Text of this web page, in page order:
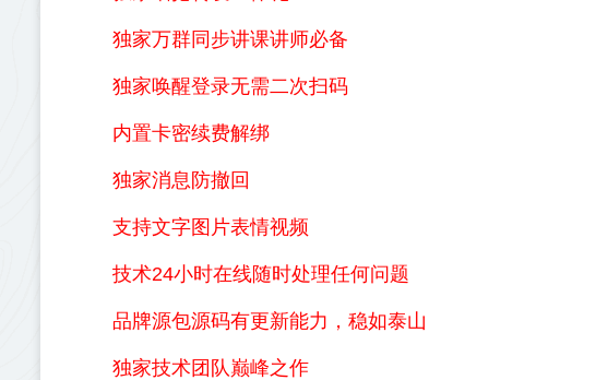
独家万群同步讲课讲师必备
独家唤醒登录无需二次扫码
内置卡密续费解绑
独家消息防撤回
支持文字图片表情视频
技术24小时在线随时处理任何问题
品牌源包源码有更新能力，稳如泰山
独家技术团队巅峰之作